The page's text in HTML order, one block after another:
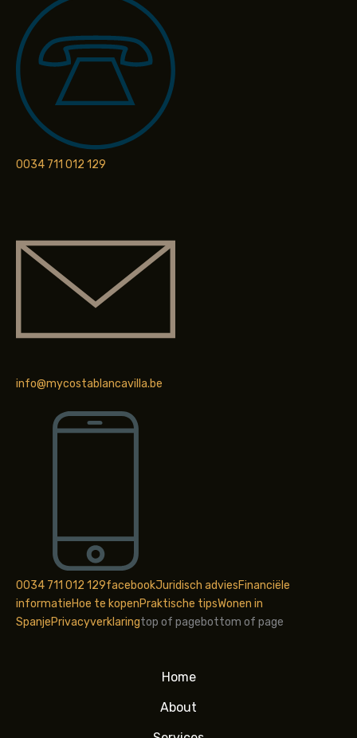
0034 711 012 129
info@mycostablancavilla.be
0034 711 012 129facebookJuridisch adviesFinanciële
informatieHoe te kopenPraktische tipsWonen in
SpanjePrivacyverklaringtop of pagebottom of page
Home
About